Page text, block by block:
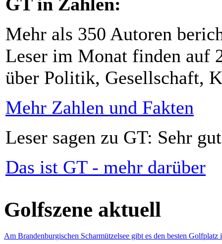
Mehr als 350 Autoren
Leser im Monat finden auf
über Politik, Gesellschaft,
Mehr Zahlen und Fakten
Leser sagen zu GT: Sehr
Das ist GT - mehr darüber
Golfszene aktuell
Am Brandenburgischen Scharmützelsee gibt es den besten